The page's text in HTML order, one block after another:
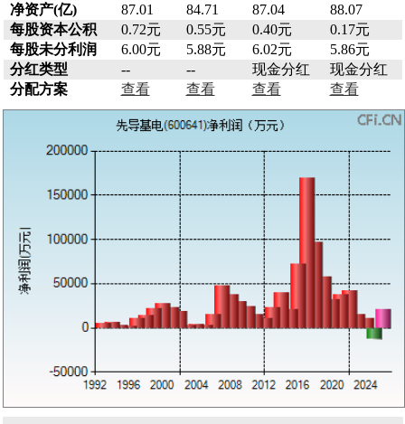
净资产(亿)
87.01 84.71 87.04
88.07
每股资本公积
0.72元 0.55元 0.40元
0.17元
每股未分利润
6.00元 5.88元 6.02元
5.86元
分红类型
-- -- 现金分红
现金分红
分配方案
查看 查看 查看 查看